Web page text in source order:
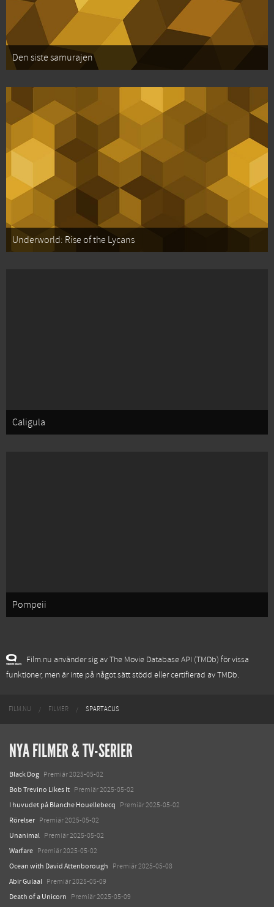
Den siste samurajen
Underworld: Rise of the Lycans
Caligula
Pompeii
Film.nu använder sig av The Movie Database API (TMDb) för vissa
funktioner, men är inte på något sätt stödd eller certifierad av TMDb.
FILM.NU FILMER SPARTACUS
NYA FILMER & TV-SERIER
Black Dog Premiär 2025-05-02
Bob Trevino Likes It Premiär 2025-05-02
I huvudet på Blanche Houellebecq Premiär 2025-05-02
Rörelser Premiär 2025-05-02
Unanimal Premiär 2025-05-02
Warfare Premiär 2025-05-02
Ocean with David Attenborough Premiär 2025-05-08
Abir Gulaal Premiär 2025-05-09
Death of a Unicorn Premiär 2025-05-09